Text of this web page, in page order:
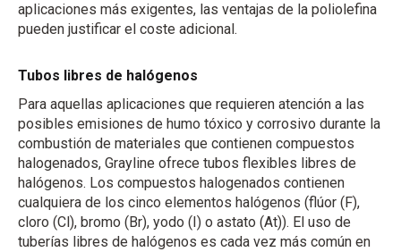
aplicaciones más exigentes, las ventajas de la poliolefina
pueden justificar el coste adicional.
Tubos libres de halógenos
Para aquellas aplicaciones que requieren atención a las
posibles emisiones de humo tóxico y corrosivo durante la
combustión de materiales que contienen compuestos
halogenados, Grayline ofrece tubos flexibles libres de
halógenos. Los compuestos halogenados contienen
cualquiera de los cinco elementos halógenos (flúor (F),
cloro (Cl), bromo (Br), yodo (I) o astato (At)). El uso de
tuberías libres de halógenos es cada vez más común en